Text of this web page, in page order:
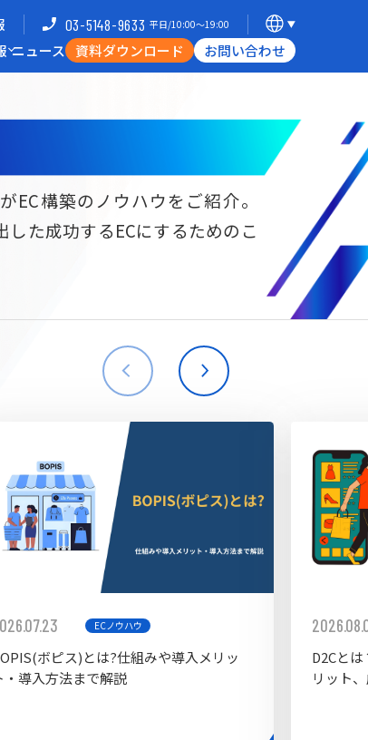
03-5148-9633 平日/10:00〜19:00
ニュース 資料ダウンロード お問い合わせ
イト構築 海外進出・現地ECサイト構築
EC構築のノウハウをご紹介。
た成功するECにするためのこ
ECノウハウ
ボピス)とは?仕組みや導入メリッ
・導入方法まで解説
D2Cと
リット